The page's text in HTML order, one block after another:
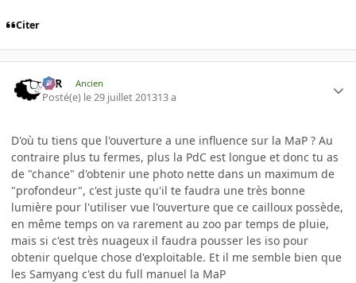
Citer
KzR Ancien
Posté(e) le 29 juillet 201313 a
D'où tu tiens que l'ouverture a une influence sur la MaP ? Au
contraire plus tu fermes, plus la PdC est longue et donc tu as
de "chance" d'obtenir une photo nette dans un maximum de
"profondeur", c'est juste qu'il te faudra une très bonne
lumière pour l'utiliser vue l'ouverture que ce cailloux possède,
en même temps on va rarement au zoo par temps de pluie,
mais si c'est très nuageux il faudra pousser les iso pour
obtenir quelque chose d'exploitable. Et il me semble bien que
les Samyang c'est du full manuel la MaP